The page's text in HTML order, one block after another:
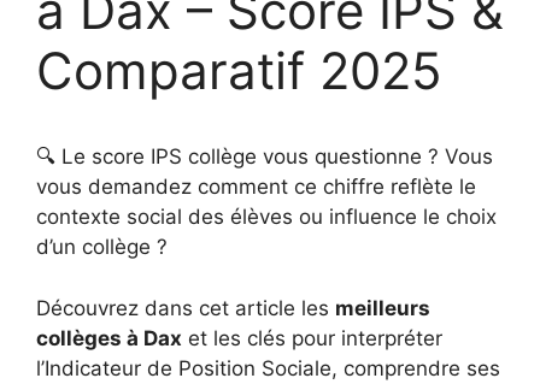
Comparatif 2025
🔍 Le score IPS collège vous questionne ? Vous
vous demandez comment ce chiffre reflète le
contexte social des élèves ou influence le choix
d’un collège ?
Découvrez dans cet article les meilleurs
collèges à Dax et les clés pour interpréter
l’Indicateur de Position Sociale, comprendre ses